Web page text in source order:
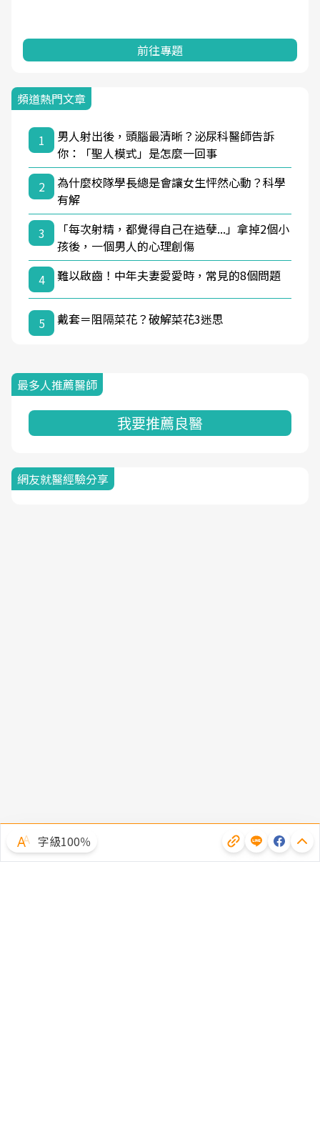
前往專題
頻道熱門文章
1
男人射出後，頭腦最清晰？泌尿科醫師告訴
你：「聖人模式」是怎麼一回事
2
為什麼校隊學長總是會讓女生怦然心動？科學
有解
3
「每次射精，都覺得自己在造孽...」拿掉2個小
孩後，一個男人的心理創傷
4
難以啟齒！中年夫妻愛愛時，常見的8個問題
5 戴套＝阻隔菜花？破解菜花3迷思
最多人推薦醫師
我要推薦良醫
網友就醫經驗分享
字級100％